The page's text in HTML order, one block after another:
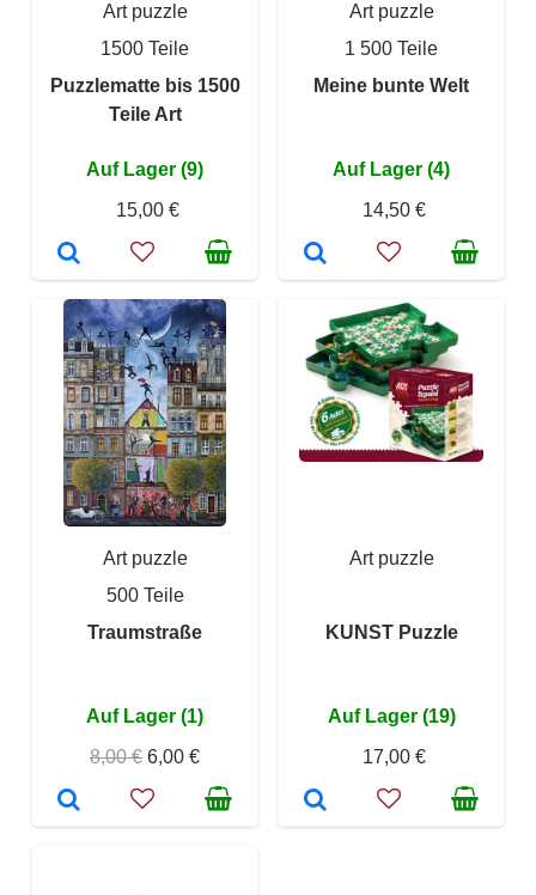
Art puzzle
1500 Teile
Puzzlematte bis 1500
Teile Art
Auf Lager (9)
15,00 €
Art puzzle
1 500 Teile
Meine bunte Welt
Auf Lager (4)
14,50 €
Art puzzle
500 Teile
Traumstraße
Auf Lager (1)
8,00 € 6,00 €
Art puzzle
KUNST Puzzle
Auf Lager (19)
17,00 €